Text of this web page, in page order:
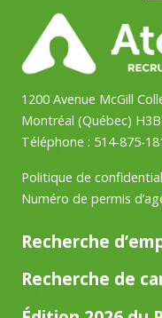
1200 Avenue McGill
Montréal (Québec)
Téléphone : 514-875-
Politique de
Numéro de permis
Recherche
Recherche de